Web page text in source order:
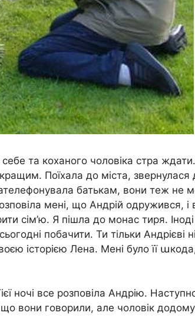
та коханого чоловіка стра
Поїхала до міста, звернулася
батькам, вони теж не
мені, що Андрій одружився, і
сім’ю. Я пішла до монас тиря.
побачити. Ти тільки Андрієві
історією Лена. Мені було її
ночі все розповіла Андрію.
вони говорили, але чоловік додому